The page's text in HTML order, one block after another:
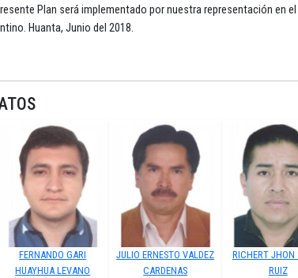
Plan será implementado por nuestra representación en
Huanta, Junio del 2018.
FERNANDO GARI
HUAYHUA LEVANO
JULIO ERNESTO VALDEZ
CARDENAS
RICHERT JHON
RUIZ